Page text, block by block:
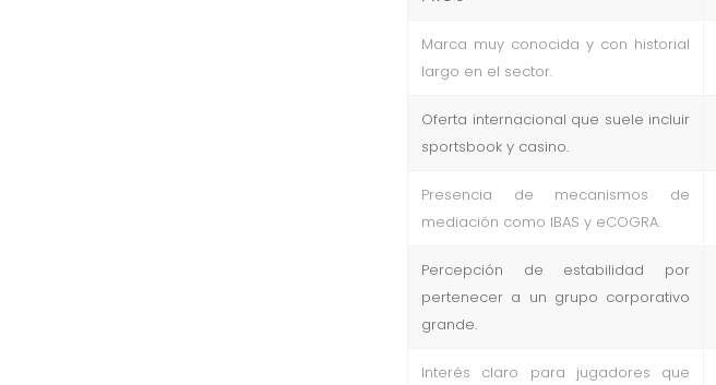
Marca muy conocida y con historial
largo en el sector.
Oferta internacional que suele incluir
sportsbook y casino.
Presencia de mecanismos de
mediación como IBAS y eCOGRA.
Percepción de estabilidad por
pertenecer a un grupo corporativo
grande.
Interés claro para jugadores que